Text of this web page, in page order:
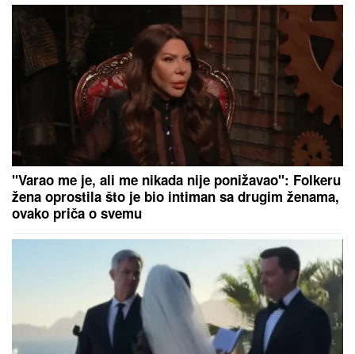
RASKOŠNOJ VILI U BEOGRADU
Kuća ima 132 kvadrata, a samo
kupatilo je kao GARSONJERA: "On
je jedini naslednik"
Odlazak sa "Marakane": Stigao kao
veliko pojačanje, a posle godinu
dana ide iz Zvezde